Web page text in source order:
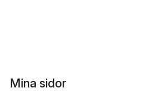
Mina sidor